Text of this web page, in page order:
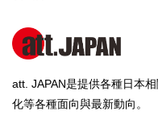
att. JAPAN是提供各種日本
化等各種面向與最新動向。